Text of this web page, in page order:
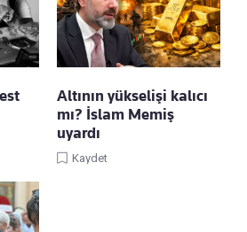
Altının yükselişi kalıcı
mı? İslam Memiş
uyardı
Kaydet